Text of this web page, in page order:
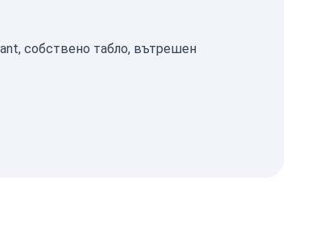
собствено табло, вътрешен